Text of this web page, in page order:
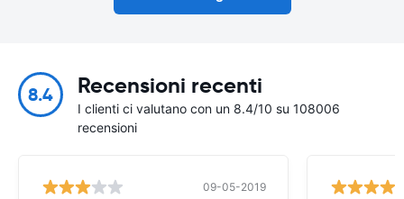
8.4 Recensioni recenti
I clienti ci valutano con un 8.4/10 su 108006
recensioni
09-05-2019